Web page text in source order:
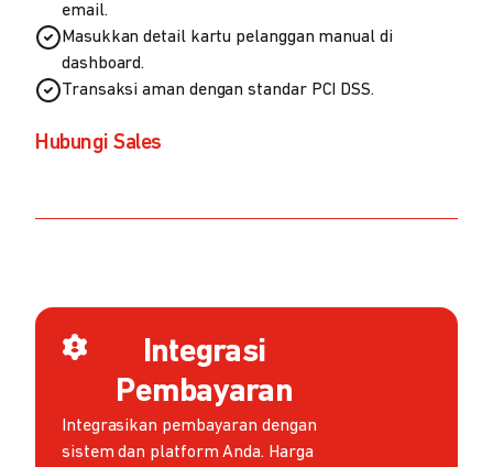
email.
Masukkan detail kartu pelanggan manual di
dashboard.
Transaksi aman dengan standar PCI DSS.
Hubungi Sales
Integrasi
Pembayaran
Integrasikan pembayaran dengan
sistem dan platform Anda. Harga